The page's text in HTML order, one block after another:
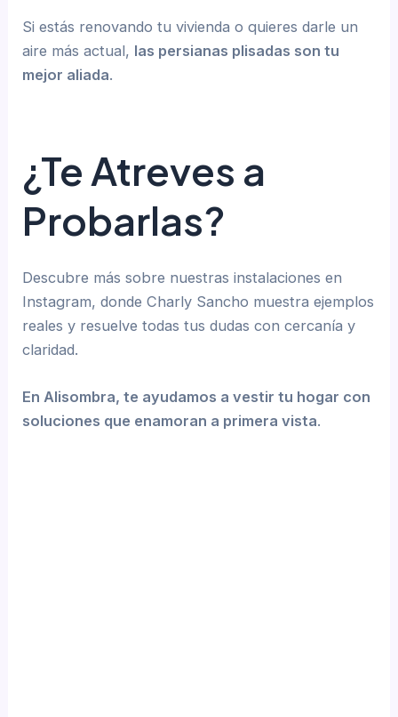
Si estás renovando tu vivienda o quieres darle un
aire más actual, las persianas plisadas son tu
mejor aliada.
¿Te Atreves a
Probarlas?
Descubre más sobre nuestras instalaciones en
Instagram, donde Charly Sancho muestra ejemplos
reales y resuelve todas tus dudas con cercanía y
claridad.
En Alisombra, te ayudamos a vestir tu hogar con
soluciones que enamoran a primera vista.